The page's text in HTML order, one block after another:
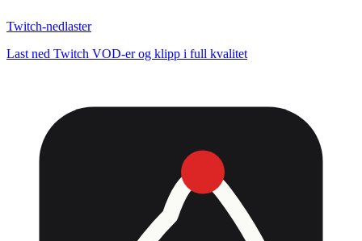
Twitch-nedlaster
Last ned Twitch VOD-er og klipp i full kvalitet